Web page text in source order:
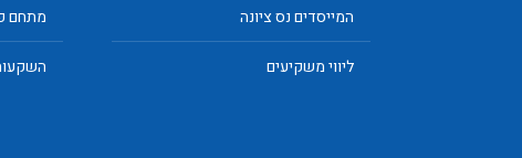
המייסדים נס ציונה
ליווי משקיעים
מתחם